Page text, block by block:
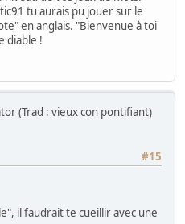
tu aurais pu jouer sur le
en anglais. "Bienvenue à toi
diable !
(Trad : vieux con pontifiant)
#15
il faudrait te cueillir avec une